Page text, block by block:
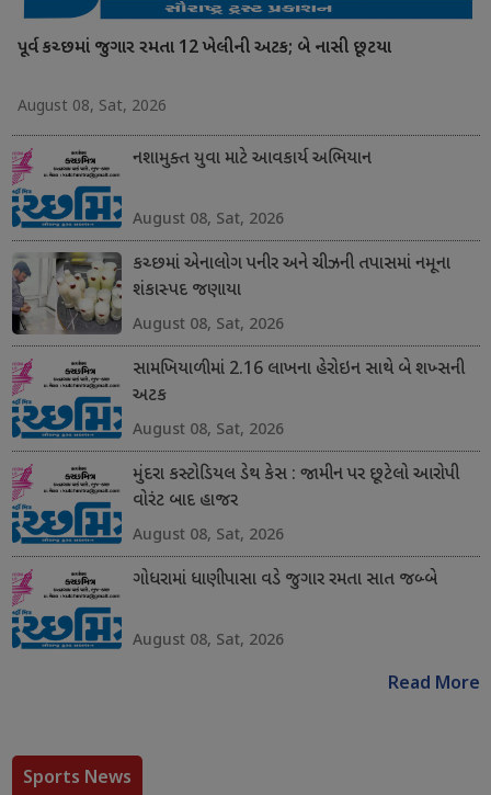
પૂર્વ કચ્છમાં જુગાર રમતા 12 ખેલીની અટક; બે નાસી છૂટયા
August 08, Sat, 2026
નશામુક્ત યુવા માટે આવકાર્ય અભિયાન
August 08, Sat, 2026
કચ્છમાં એનાલોગ પનીર અને ચીઝની તપાસમાં નમૂના
શંકાસ્પદ જણાયા
August 08, Sat, 2026
સામખિયાળીમાં 2.16 લાખના હેરોઇન સાથે બે શખ્સની
અટક
August 08, Sat, 2026
મુંદરા કસ્ટોડિયલ ડેથ કેસ : જામીન પર છૂટેલો આરોપી
વોરંટ બાદ હાજર
August 08, Sat, 2026
ગોધરામાં ધાણીપાસા વડે જુગાર રમતા સાત જબ્બે
August 08, Sat, 2026
Read More
Sports News